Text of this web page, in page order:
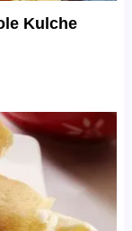
Kulche